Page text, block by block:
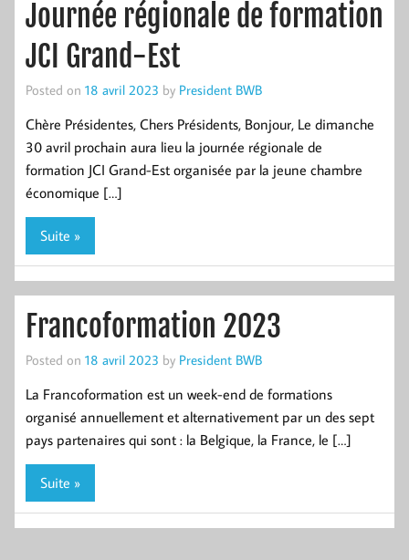
Journée régionale de formation
JCI Grand-Est
Posted on 18 avril 2023 by President BWB
Chère Présidentes, Chers Présidents, Bonjour, Le dimanche
30 avril prochain aura lieu la journée régionale de
formation JCI Grand-Est organisée par la jeune chambre
économique […]
Suite »
Francoformation 2023
Posted on 18 avril 2023 by President BWB
La Francoformation est un week-end de formations
organisé annuellement et alternativement par un des sept
pays partenaires qui sont : la Belgique, la France, le […]
Suite »